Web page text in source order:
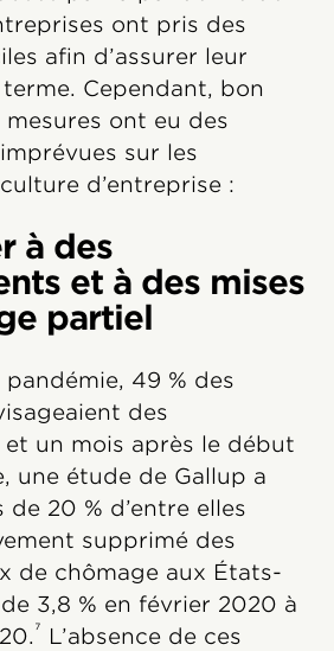
ont pris des
afin d’assurer leur
Cependant, bon
ont eu des
sur les
d’entreprise :
à des
et à des mises
partiel
49 % des
des
et un mois après le début
une étude de Gallup a
de 20 % d’entre elles
supprimé des
de chômage aux États-
3,8 % en février 2020 à
⁷ L’absence de ces